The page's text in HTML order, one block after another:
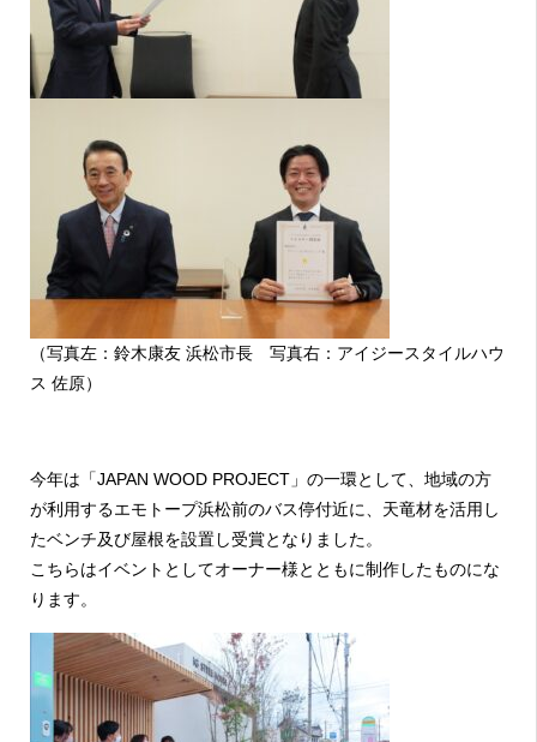
（写真左：鈴木康友 浜松市長 写真右：アイジースタイルハウ
ス 佐原）
今年は「JAPAN WOOD PROJECT 」の一環として、地域の方
が利用するエモトープ浜松前のバス停付近に、天竜材を活用し
たベンチ及び屋根を設置し受賞となりました。
こちらはイベントとしてオーナー様とともに制作したものにな
ります。